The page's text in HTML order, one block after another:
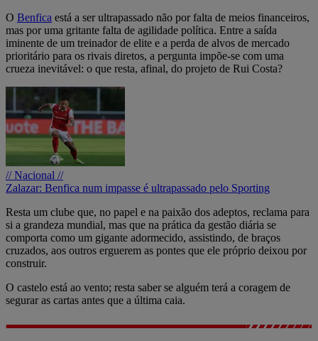
O Benfica está a ser ultrapassado não por falta de meios financeiros,
mas por uma gritante falta de agilidade política. Entre a saída
iminente de um treinador de elite e a perda de alvos de mercado
prioritário para os rivais diretos, a pergunta impõe-se com uma
crueza inevitável: o que resta, afinal, do projeto de Rui Costa?
// Nacional //
Zalazar: Benfica num impasse é ultrapassado pelo Sporting
Resta um clube que, no papel e na paixão dos adeptos, reclama para
si a grandeza mundial, mas que na prática da gestão diária se
comporta como um gigante adormecido, assistindo, de braços
cruzados, aos outros erguerem as pontes que ele próprio deixou por
construir.
O castelo está ao vento; resta saber se alguém terá a coragem de
segurar as cartas antes que a última caia.